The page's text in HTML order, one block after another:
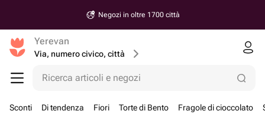
Negozi in oltre 1700 città
Yerevan
Via, numero civico, città
Ricerca articoli e negozi
Sconti Di tendenza Fiori Torte di Bento Fragole di cioccolato